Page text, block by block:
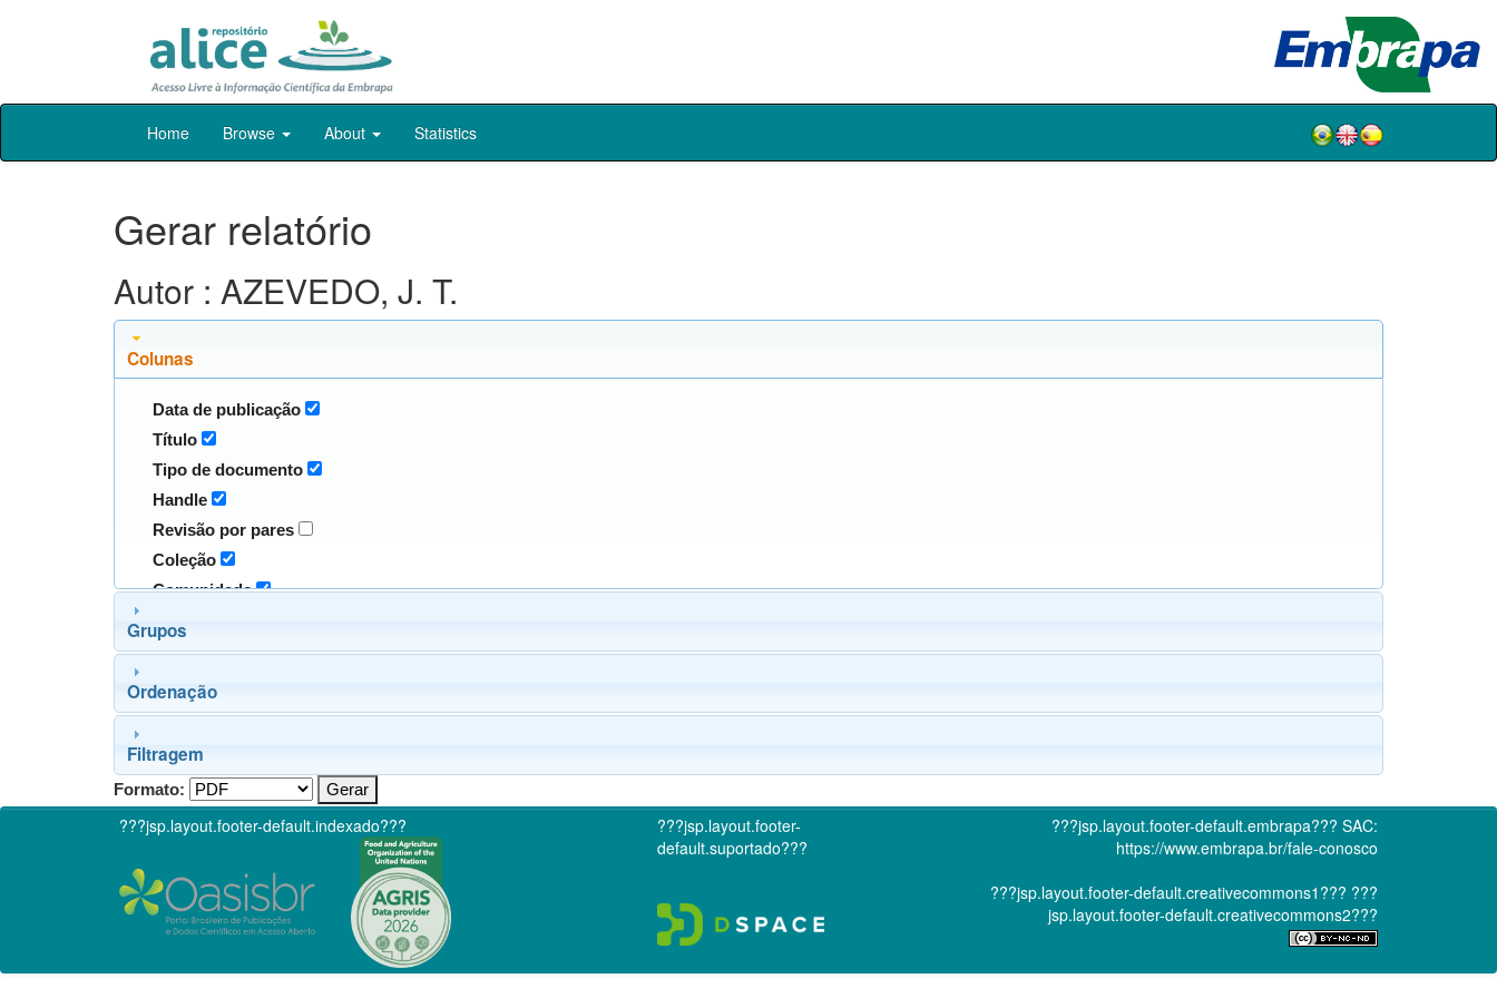
Skip
Home Browse About Statistics
Gerar relatório
Autor : AZEVEDO, J. T.
Colunas
Data de publicação
Título
Tipo de documento
Handle
Revisão por pares
Coleção
Comunidade
Grupos
Ordenação
Filtragem
Formato:
???jsp.layout.footer-default.indexado???
???jsp.layout.footer-
default.suportado???
???jsp.layout.footer-default.embrapa??? SAC:
https://www.embrapa.br/fale-conosco
???jsp.layout.footer-default.creativecommons1??? ???
jsp.layout.footer-default.creativecommons2???